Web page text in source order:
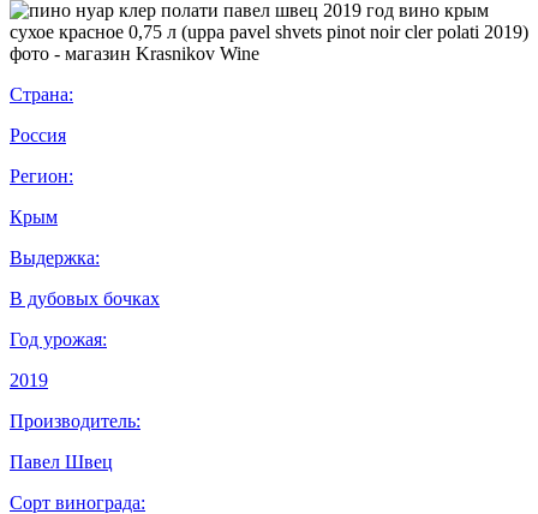
Страна:
Россия
Регион:
Крым
Выдержка:
В дубовых бочках
Год урожая:
2019
Производитель:
Павел Швец
Сорт винограда: